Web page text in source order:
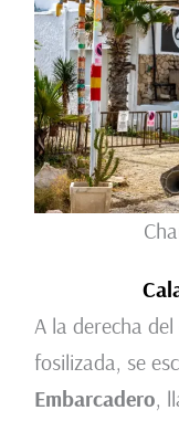
A la derecha
fosilizada, se
Embarcadero,